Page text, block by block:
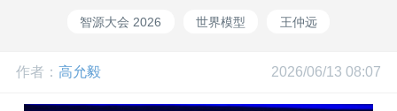
智源大会 2026 世界模型 王仲远
作者： 高允毅 2026/06/13 08:07